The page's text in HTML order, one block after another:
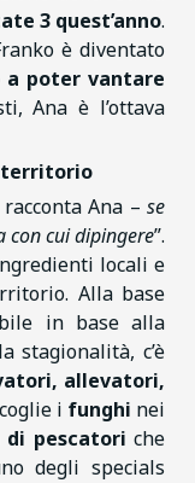
3 quest’anno.
è diventato
a poter vantare
Ana è l’ottava
territorio
racconta Ana – se
con cui dipingere”.
locali e
Alla base
in base alla
stagionalità, c’è
allevatori,
i funghi nei
pescatori che
degli specials